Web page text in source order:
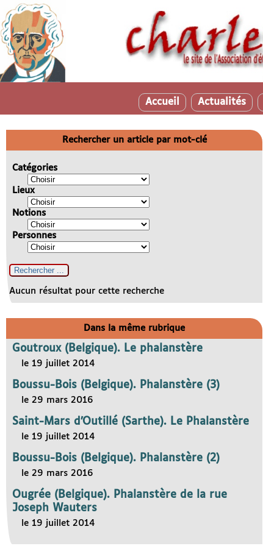
Accueil Actualités
Rechercher un article par mot-clé
Catégories
Lieux
Notions
Personnes
Aucun résultat pour cette recherche
Dans la même rubrique
Goutroux (Belgique). Le phalanstère
le 19 juillet 2014
Boussu-Bois (Belgique). Phalanstère (3)
le 29 mars 2016
Saint-Mars d’Outillé (Sarthe). Le Phalanstère
le 19 juillet 2014
Boussu-Bois (Belgique). Phalanstère (2)
le 29 mars 2016
Ougrée (Belgique). Phalanstère de la rue
Joseph Wauters
le 19 juillet 2014